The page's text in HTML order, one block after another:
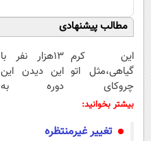
مطالب پیشنهادی
این کرم
گیاهی،مثل اتو
چروکای
پوستتوصاف
13هزار نفر با
این دیدن این
دوره به
ثبت‌‌نام رایگان
بیشتر بخوانید:
تغییر غیرمنتظره